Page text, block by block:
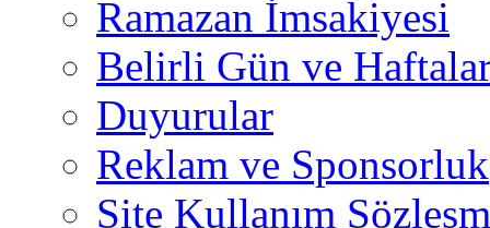
Ramazan İmsakiyesi
Belirli Gün ve
Duyurular
Reklam ve Sponsorluk
Site Kullanım